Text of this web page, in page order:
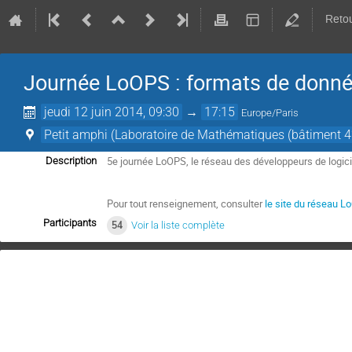
Journée LoOPS : formats de
jeudi 12 juin 2014, 09:30 → 17:15 Europe/Paris
Petit amphi (Laboratoire de Mathématiques (bâtiment
Description 5e journée LoOPS, le réseau des développeurs de
Pour tout renseignement, consulter le site du réseau
Participants 54 Voir la liste complète